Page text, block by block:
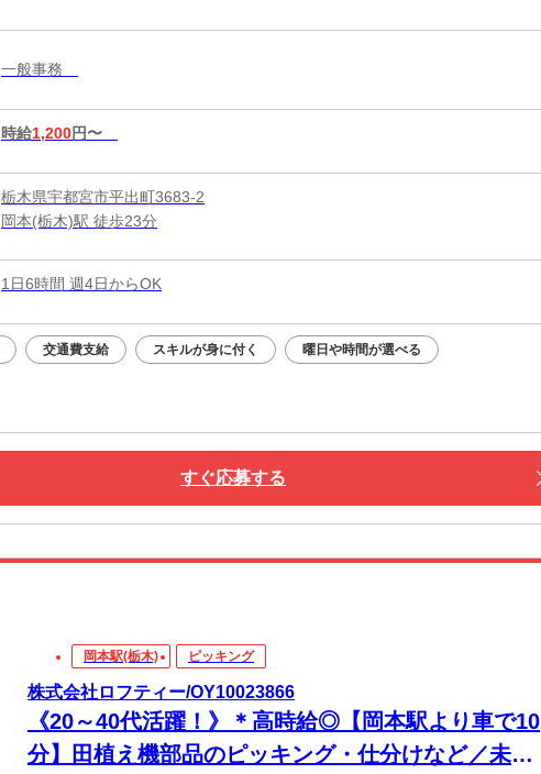
一般事務
時給1,200円〜
栃木県宇都宮市平出町3683-2
岡本(栃木)駅 徒歩23分
1日6時間 週4日からOK
交通費支給 スキルが身に付く 曜日や時間が選べる
すぐ応募する
岡本駅(栃木) ピッキング
株式会社ロフティー/OY10023866
《20～40代活躍！》＊高時給◎【岡本駅より車で10
分】田植え機部品のピッキング・仕分けなど／未経